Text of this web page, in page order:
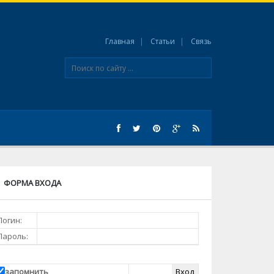
Главная Статьи Связь
ФОРМА ВХОДА
запомнить